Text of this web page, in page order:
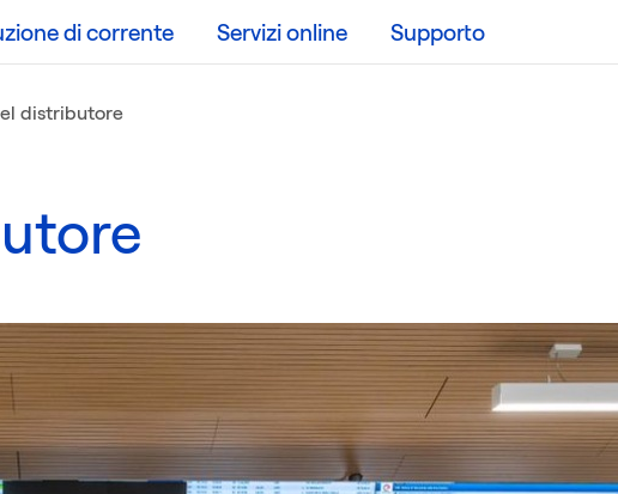
di corrente Servizi online Supporto
distributore